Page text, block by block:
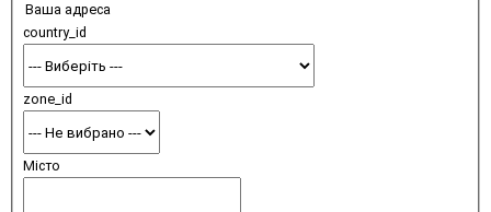
Ваша адреса
country_id
zone_id
Місто